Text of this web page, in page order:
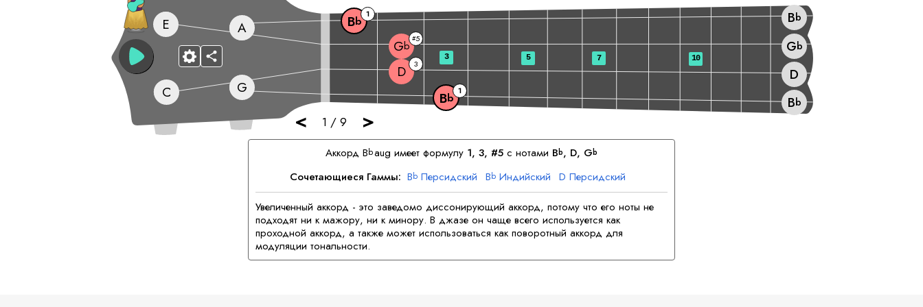
< 1 / 9 >
G
Bb 1
Bb
C
D 3
D
E
Gb
#5 Gb
A Bb 1 Bb
3 5 7 10
АккордBbaug имеет формулу 1, 3, #5с нотами Bb, D, Gb
Сочетающиеся Гаммы: Bb Персидский Bb Индийский D Персидский
D Индийский G Персидский G Индийский
Увеличенный аккорд - это заведомо диссонирующий аккорд, потому что его ноты не
подходят ни к мажору, ни к минору. В джазе он чаще всего используется как
проходной аккорд, а также может использоваться как поворотный аккорд для
модуляции тональности.